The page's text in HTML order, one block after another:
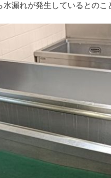
漏れが発生しているとのこ